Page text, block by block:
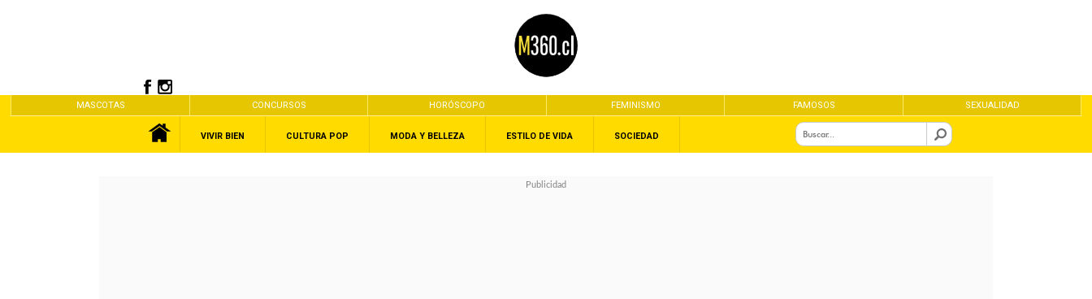
MASCOTAS CONCURSOS HORÓSCOPO FEMINISMO FAMOSOS SEXUALIDAD
VIVIR BIEN CULTURA POP MODA Y BELLEZA ESTILO DE VIDA SOCIEDAD